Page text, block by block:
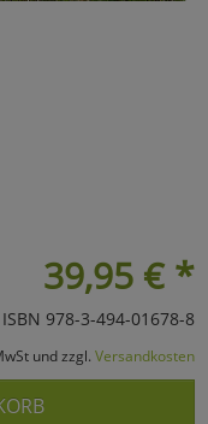
39,95 € *
ISBN 978-3-494-01678-8
und zzgl. Versandkosten
Haupptseite